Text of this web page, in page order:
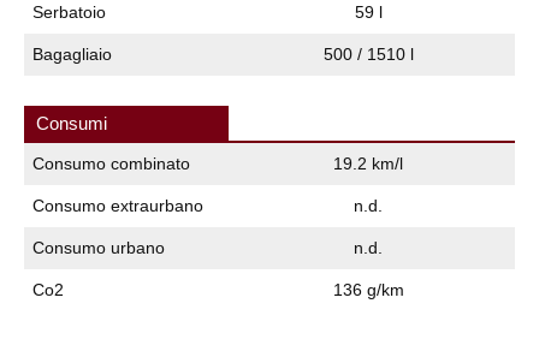
Serbatoio 59 l
Bagagliaio 500 / 1510 l
Consumi
Consumo combinato 19.2 km/l
Consumo extraurbano n.d.
Consumo urbano n.d.
Co2 136 g/km